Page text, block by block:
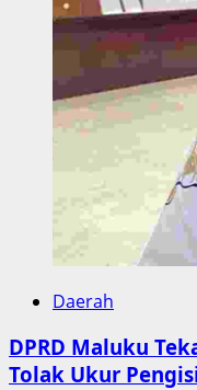
Daerah
DPRD Maluku
Tolak Ukur